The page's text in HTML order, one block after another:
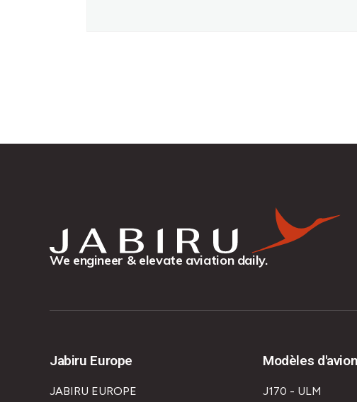
We engineer & elevate aviation daily.
Jabiru Europe
JABIRU EUROPE
Modèles d'avion
J170 - ULM